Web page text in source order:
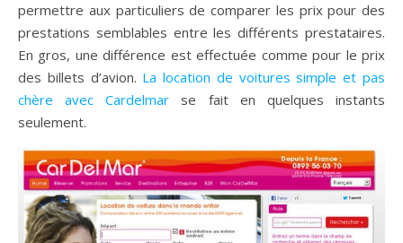
permettre aux particuliers de comparer les prix pour des
prestations semblables entre les différents prestataires.
En gros, une différence est effectuée comme pour le prix
des billets d’avion. La location de voitures simple et pas
chère avec Cardelmar se fait en quelques instants
seulement.